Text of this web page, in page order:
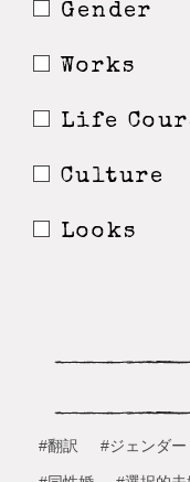
Gender
Works
Life
Culture
Looks
#翻訳 #ジェンダー